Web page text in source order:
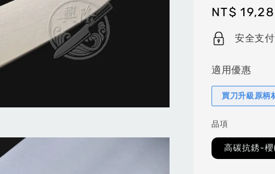
Regular
price
NT$
安全支付
適用優惠
買刀升級原柄
品項
高碳抗銹-